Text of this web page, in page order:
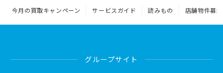
今月の買取キャンペーン サービスガイド 読みもの 店舗物件募集
グループサイト